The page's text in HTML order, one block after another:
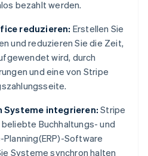
bezahlt werden.
reduzieren: Erstellen Sie
und reduzieren Sie die Zeit,
wird, durch
und eine von Stripe
Systeme integrieren: Stripe
Buchhaltungs- und
Software
Systeme synchron halten